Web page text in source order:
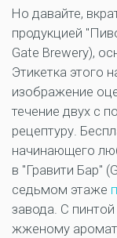
Но давайте,
продукцией
Gate Brewery),
Этикетка этого
изображение
течение двух с
рецептуру.
начинающего
в "Гравити Бар"
седьмом этаже
завода. С
жженому